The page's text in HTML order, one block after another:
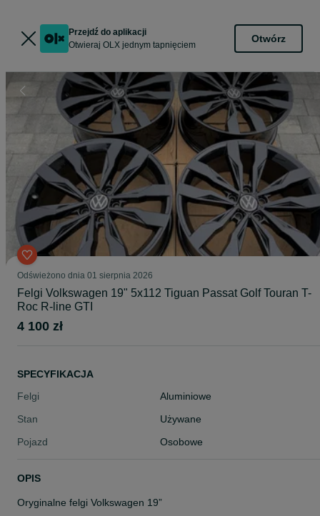
Przejdź do aplikacji
Otwieraj OLX jednym tapnięciem
Otwórz
Odświeżono dnia 01 sierpnia 2026
Felgi Volkswagen 19" 5x112 Tiguan Passat Golf Touran T-
Roc R-line GTI
4 100 zł
SPECYFIKACJA
Felgi
Aluminiowe
Stan
Używane
Pojazd
Osobowe
OPIS
Oryginalne felgi Volkswagen 19”